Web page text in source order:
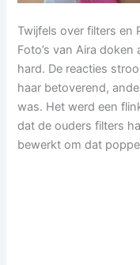
Twijfels over filters en
Foto’s van Aira
hard. De reacties
haar betoverend,
was. Het werd een
dat de ouders filters
bewerkt om dat